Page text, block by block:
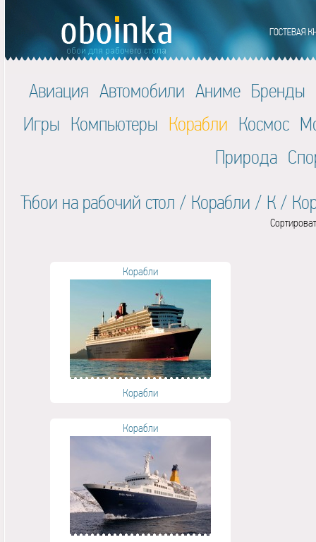
Авиация Автомобили Аниме Бренды
Игры Компьютеры Корабли Космос
Природа
Ћбои на рабочий стол / Корабли / К /
Корабли
Корабли
Корабли